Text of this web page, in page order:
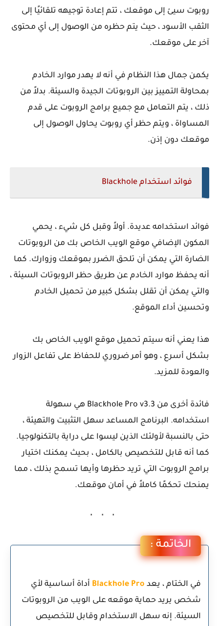
روبوت سيئ إلى موقعك ، تتم إعادة توجيهه تلقائيًا إلى
الثقب الأسود ، حيث يتم حظره من الوصول إلى أي محتوى
آخر على موقعك.
يكمن جمال هذا النظام في أنه لا يهدر موارد الخادم
بمحاولة التمييز بين الروبوتات الجيدة والسيئة. بدلاً من
ذلك ، يتم التعامل مع جميع برامج الروبوت على قدم
المساواة ، ويتم حظر أي روبوت يحاول الوصول إلى
موقعك دون إذن.
فوائد استخدام Blackhole
فوائد استخدامه عديدة. أولاً وقبل كل شيء ، يحمي
المكون الإضافي موقع الويب الخاص بك من الروبوتات
الضارة التي يمكن أن تلحق الضرر بموقعك وزوارك. كما
أنه يحفظ موارد الخادم عن طريق حظر الروبوتات السيئة ،
والتي يمكن أن تقلل بشكل كبير من تحميل الخادم
وتحسين أداء الموقع.
هذا يعني أنه سيتم تحميل موقع الويب الخاص بك
بشكل أسرع ، وهو أمر ضروري للحفاظ على تفاعل الزوار
والعودة للمزيد.
فائدة أخرى من Blackhole Pro v3.3 هي سهولة
استخدامه. البرنامج المساعد سهل التثبيت والتهيئة ،
حتى بالنسبة لأولئك الذين ليسوا على دراية بالتكنولوجيا.
كما أنه قابل للتخصيص بالكامل ، بحيث يمكنك اختيار
برامج الروبوت التي تريد حظرها وأيها تسمح بذلك ، مما
يمنحك تحكمًا كاملاً في أمان موقعك.
الخاتمة :
في الختام ، يعد Blackhole Pro أداة أساسية لأي
شخص يريد حماية موقعه على الويب من الروبوتات
السيئة. إنه سهل الاستخدام وقابل للتخصيص